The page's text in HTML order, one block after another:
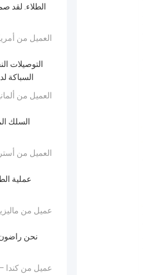
—— العميل من
التوصيلات
السباكة
—— العميل من
السلك
—— العميل من
عملية
—— عميل من
نحن راضون
—— عميل من كندا